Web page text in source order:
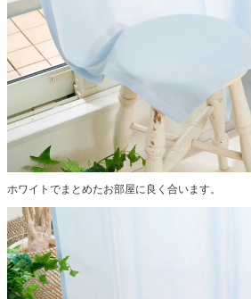
ホワイトでまとめたお部屋に良く合います。